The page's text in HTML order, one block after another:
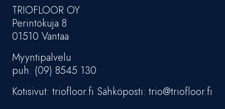
TRIOFLOOR OY
Perintökuja 8
01510 Vantaa
Myyntipalvelu
puh. (09) 8545 130
Kotisivut: triofloor.fi Sähköposti: trio@triofloor.fi